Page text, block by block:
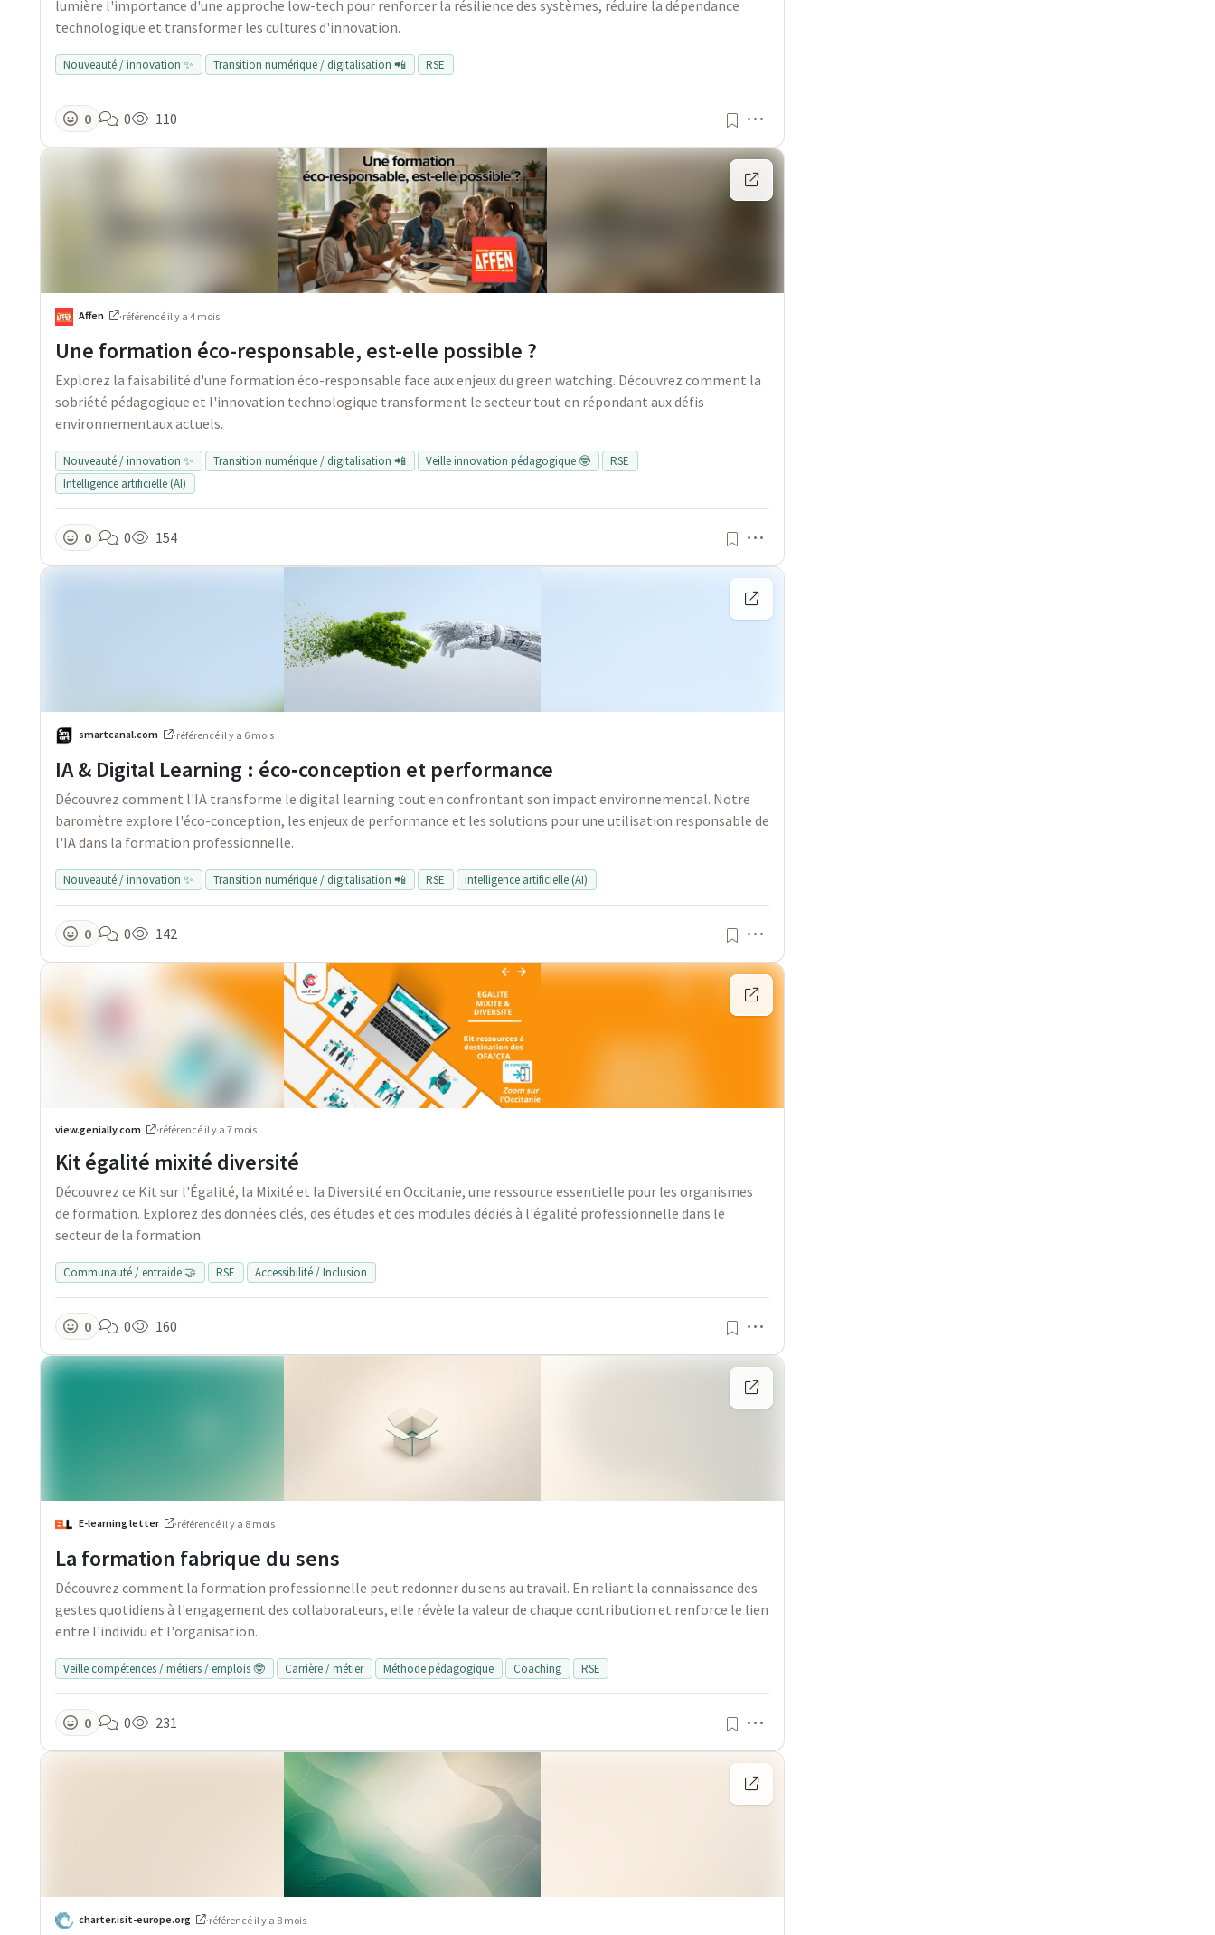
lumière l'importance d'une approche low-tech pour renforcer la résilience des systèmes, réduire la dépendance
technologique et transformer les cultures d'innovation.
Nouveauté / innovation ✨ Transition numérique / digitalisation 📲 RSE
0 0 110
Affen ·référencé il y a 4 mois
Une formation éco-responsable, est-elle possible ?
Explorez la faisabilité d'une formation éco-responsable face aux enjeux du green watching. Découvrez comment la
sobriété pédagogique et l'innovation technologique transforment le secteur tout en répondant aux défis
environnementaux actuels.
Nouveauté / innovation ✨ Transition numérique / digitalisation 📲 Veille innovation pédagogique 🤓
RSE
Intelligence artificielle (AI)
0 0 154
smartcanal.com ·référencé il y a 6 mois
IA & Digital Learning : éco‑conception et performance
Découvrez comment l'IA transforme le digital learning tout en confrontant son impact environnemental. Notre
baromètre explore l'éco-conception, les enjeux de performance et les solutions pour une utilisation responsable de
l'IA dans la formation professionnelle.
Nouveauté / innovation ✨ Transition numérique / digitalisation 📲 RSE Intelligence artificielle (AI)
0 0 142
view.genially.com ·référencé il y a 7 mois
Kit égalité mixité diversité
Découvrez ce Kit sur l'Égalité, la Mixité et la Diversité en Occitanie, une ressource essentielle pour les organismes
de formation. Explorez des données clés, des études et des modules dédiés à l'égalité professionnelle dans le
secteur de la formation.
Communauté / entraide 🤝 RSE Accessibilité / Inclusion
0 0 160
E-learning letter ·référencé il y a 8 mois
La formation fabrique du sens
Découvrez comment la formation professionnelle peut redonner du sens au travail. En reliant la connaissance des
gestes quotidiens à l'engagement des collaborateurs, elle révèle la valeur de chaque contribution et renforce le lien
entre l'individu et l'organisation.
Veille compétences / métiers / emplois 🤓 Carrière / métier Méthode pédagogique Coaching RSE
0 0 231
charter.isit-europe.org ·référencé il y a 8 mois